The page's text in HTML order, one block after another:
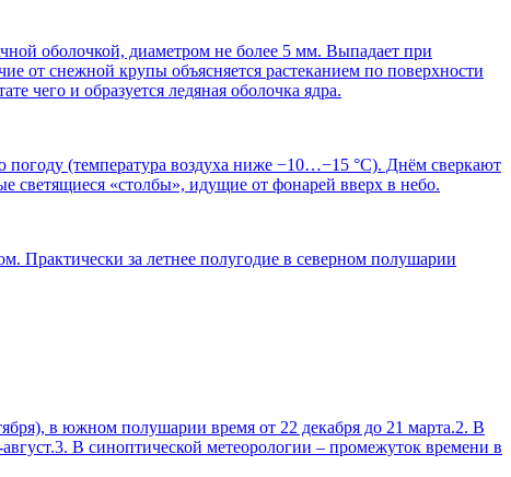
оболочкой, диаметром не более 5 мм. Выпадает при
от снежной крупы объясняется растеканием по поверхности
чего и образуется ледяная оболочка ядра.
(температура воздуха ниже −10…−15 °C). Днём сверкают
светящиеся «столбы», идущие от фонарей вверх в небо.
Практически за летнее полугодие в северном полушарии
в южном полушарии время от 22 декабря до 21 марта.2. В
В синоптической метеорологии – промежуток времени в